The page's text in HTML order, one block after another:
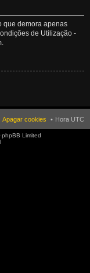
que demora apenas
de Utilização -
Hora UTC
Apagar cookies
Limited